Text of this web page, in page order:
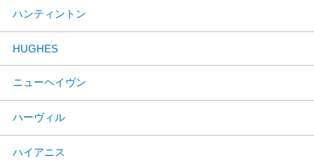
ハンティントン
HUGHES
ニューヘイヴン
ハーヴィル
ハイアニス